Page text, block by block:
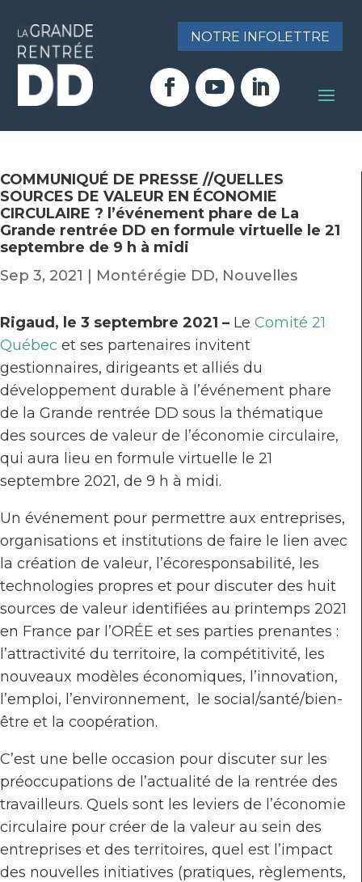
NOTRE INFOLETTRE
COMMUNIQUÉ DE PRESSE //QUELLES
SOURCES DE VALEUR EN ÉCONOMIE
CIRCULAIRE ? l’événement phare de La
Grande rentrée DD en formule virtuelle le 21
septembre de 9 h à midi
Sep 3, 2021
Montérégie DD, Nouvelles
Rigaud, le 3 septembre 2021 – Le Comité 21
Québec et ses partenaires invitent
gestionnaires, dirigeants et alliés du
développement durable à l’événement phare
de la Grande rentrée DD sous la thématique
des sources de valeur de l’économie circulaire,
qui aura lieu en formule virtuelle le 21
septembre 2021, de 9 h à midi.
Un événement pour permettre aux entreprises,
organisations et institutions de faire le lien avec
la création de valeur, l’écoresponsabilité, les
technologies propres et pour discuter des huit
sources de valeur identifiées au printemps 2021
en France par l’ORÉE et ses parties prenantes :
l’attractivité du territoire, la compétitivité, les
nouveaux modèles économiques, l’innovation,
l’emploi, l’environnement, le social/santé/bien-
être et la coopération.
C’est une belle occasion pour discuter sur les
préoccupations de l’actualité de la rentrée des
travailleurs. Que ls sont les leviers de l’économie
circulaire pour créer de la valeur au sein des
entreprises et des territoires, quel est l’impact
des nouvelles initiatives (pratiques, règlements,